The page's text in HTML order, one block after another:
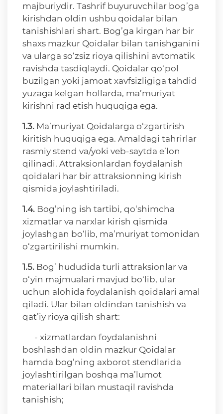
majburiydir. Tashrif buyuruvchilar bog’ga
kirishdan oldin ushbu qoidalar bilan
tanishishlari shart. Bog’ga kirgan har bir
shaxs mazkur Qoidalar bilan tanishganini
va ularga so‘zsiz rioya qilishini avtomatik
ravishda tasdiqlaydi. Qoidalar qo‘pol
buzilgan yoki jamoat xavfsizligiga tahdid
yuzaga kelgan hollarda, ma’muriyat
kirishni rad etish huquqiga ega.
1.3. Ma’muriyat Qoidalarga o‘zgartirish
kiritish huquqiga ega. Amaldagi tahrirlar
rasmiy stend va/yoki veb-saytda e’lon
qilinadi. Attraksionlardan foydalanish
qoidalari har bir attraksionning kirish
qismida joylashtiriladi.
1.4. Bog’ning ish tartibi, qo‘shimcha
xizmatlar va narxlar kirish qismida
joylashgan bo‘lib, ma’muriyat tomonidan
o‘zgartirilishi mumkin.
1.5. Bog’ hududida turli attraksionlar va
o‘yin majmualari mavjud bo‘lib, ular
uchun alohida foydalanish qoidalari amal
qiladi. Ular bilan oldindan tanishish va
qat’iy rioya qilish shart:
- xizmatlardan foydalanishni
boshlashdan oldin mazkur Qoidalar
hamda bog’ning axborot stendlarida
joylashtirilgan boshqa ma’lumot
materiallari bilan mustaqil ravishda
tanishish;